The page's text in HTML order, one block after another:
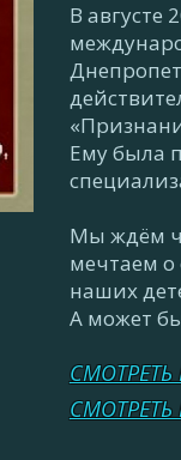
В августе
Ему была
Мы ждём
мечтаем о
наших
А может